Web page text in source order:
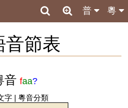
粵
普
音節表
音 faa?
字| 粵音分類